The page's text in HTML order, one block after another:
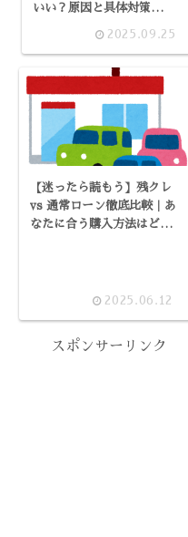
いい？原因と具体対策
2025.09.25
【迷ったら読もう】残クレ
vs 通常ローン徹底比較｜あ
なたに合う購入方法はどっ
2025.06.12
スポンサーリンク